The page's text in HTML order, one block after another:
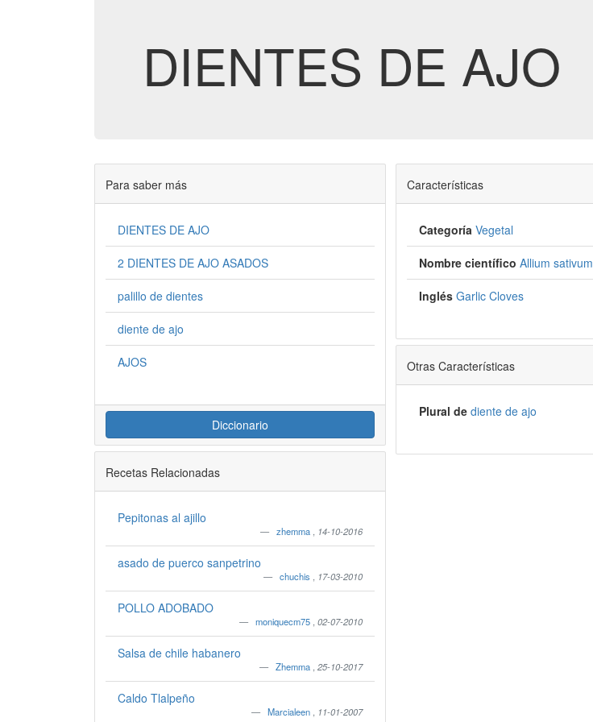
DIENTES DE AJO
Para saber más
DIENTES DE AJO
2 DIENTES DE AJO ASADOS
palillo de dientes
diente de ajo
AJOS
Diccionario
Recetas Relacionadas
Pepitonas al ajillo
zhemma 14-10-2016
asado de puerco sanpetrino
chuchis 17-03-2010
POLLO ADOBADO
moniquecm75 ,02-07-2010
Salsa de chile habanero
Zhemma ,25-10-2017
Caldo Tlalpeño
Marcialeen 11-01-2007
Características
Categoría Vegetal
Nombre científico Allium sativum
Inglés Garlic Cloves
Otras Características
Plural de diente de ajo